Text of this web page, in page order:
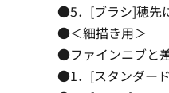
●5．[ブラシ]穂先
●＜細描き用＞
●ファインニブと
●1．[スタンダー